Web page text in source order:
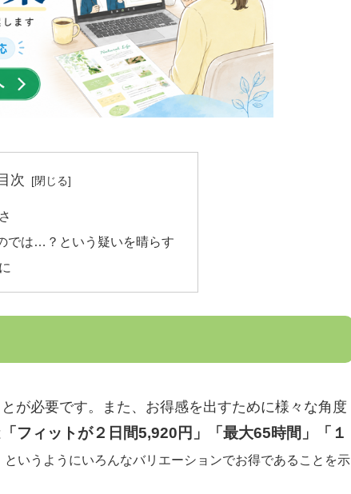
次
では…？という疑いを晴らす
が必要です。また、お得感を出すために様々な角度
「フィットが２日間5,920円」「最大65時間」「１
というようにいろんなバリエーションでお得であることを示